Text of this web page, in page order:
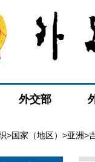
外交部
>国家（地区） >亚洲>